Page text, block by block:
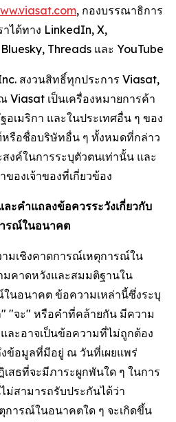
, กองบรรณาธิการ
ได้ทาง LinkedIn, X,
Threads และ YouTube
สงวนสิทธิ์ทุกประการ Viasat,
เป็นเครื่องหมายการค้า
อเมริกา และในประเทศอื่น ๆ ของ
รือชื่อบริษัทอื่น ๆ ทั้งหมดที่กล่าว
งค์ในการระบุตัวตนเท่านั้น และ
ของเจ้าของที่เกี่ยวข้อง
ะคำแถลงข้อควรระวังเกี่ยวกับ
รณ์ในอนาคต
มเชิงคาดการณ์เหตุการณ์ใน
มคาดหวังและสมมติฐานใน
นอนาคต ข้อความเหล่านี้ซึ่งระบุ
" "จะ" หรือคำที่คล้ายกัน มีความ
ละอาจเป็นข้อความที่ไม่ถูกต้อง
ข้อมูลที่มีอยู่ ณ วันที่เผยแพร่
สธที่จะมีภาระผูกพันใด ๆ ในการ
ม่สามารถรับประกันได้ว่า
การณ์ในอนาคตใด ๆ จะเกิดขึ้น